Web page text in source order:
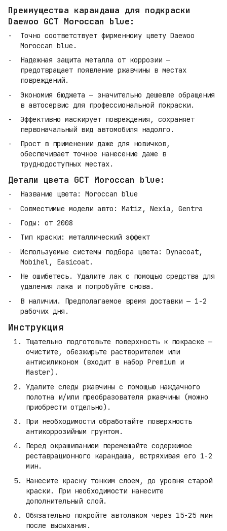
Преимущества карандаша для подкраски
Daewoo GCT Moroccan blue:
Точно соответствует фирменному цвету Daewoo
Moroccan blue.
Надежная защита металла от коррозии —
предотвращает появление ржавчины в местах
повреждений.
Экономия бюджета — значительно дешевле обращения
в автосервис для профессиональной покраски.
Эффективно маскирует повреждения, сохраняет
первоначальный вид автомобиля надолго.
Прост в применении даже для новичков,
обеспечивает точное нанесение даже в
труднодоступных местах.
Детали цвета GCT Moroccan blue:
Название цвета: Moroccan blue
Совместимые модели авто: Matiz, Nexia, Gentra
Годы: от 2008
Тип краски: металлический эффект
Используемые системы подбора цвета: Dynacoat,
Mobihel, Easicoat.
Не ошибетесь. Удалите лак с помощью средства для
удаления лака и попробуйте снова.
В наличии. Предполагаемое время доставки — 1-2
рабочих дня.
Инструкция
Тщательно подготовьте поверхность к покраске —
очистите, обезжирьте растворителем или
антисиликоном (входит в набор Premium и
Master).
Удалите следы ржавчины с помощью наждачного
полотна и/или преобразователя ржавчины (можно
приобрести отдельно).
При необходимости обработайте поверхность
антикоррозийным грунтом.
Перед окрашиванием перемешайте содержимое
реставрационного карандаша, встряхивая его 1-2
мин.
Нанесите краску тонким слоем, до уровня старой
краски. При необходимости нанесите
дополнительный слой.
Обязательно покройте автолаком через 15-25 мин
после высыхания.